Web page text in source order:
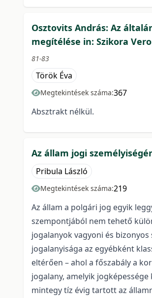
Osztovits András: Az
megítélése in: Szikora
81-83
Török Éva
Megtekintések száma:367
Absztrakt nélkül.
Az állam jogi
Pribula László
Megtekintések száma:219
Az állam a polgári jog egyik
szempontjából nem tehető
jogalanyok vagyoni és
jogalanyisága az egyébként
eltérően – ahol a főszabály a
jogalany, amelyik
mintegy tíz évig tartott az